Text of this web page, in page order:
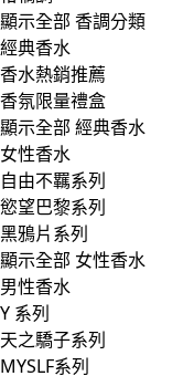
顯示全部 香調分類
經典香水
香水熱銷推薦
香氛限量禮盒
顯示全部 經典香水
女性香水
自由不羈系列
慾望巴黎系列
黑鴉片系列
顯示全部 女性香水
男性香水
Y 系列
天之驕子系列
MYSLF系列